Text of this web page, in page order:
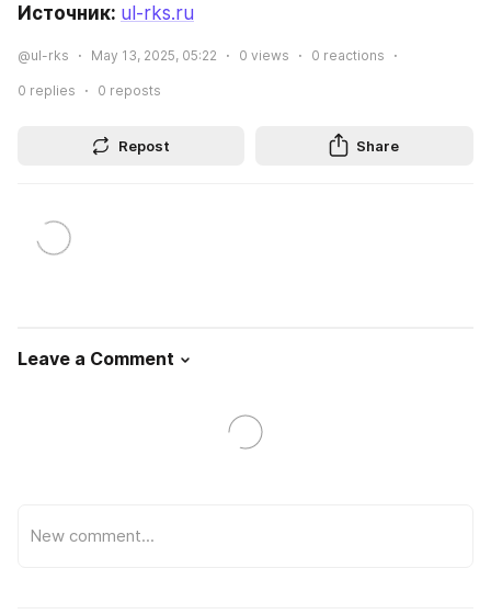
Источник: ul-rks.ru
@ul-rks May 13, 2025, 05:22 0 views 0 reactions
0 replies 0 reposts
Repost Share
Leave a Comment